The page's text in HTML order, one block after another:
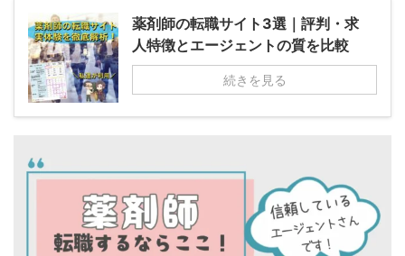
薬剤師の転職サイト3選｜評判・求
人特徴とエージェントの質を比較
続きを見る